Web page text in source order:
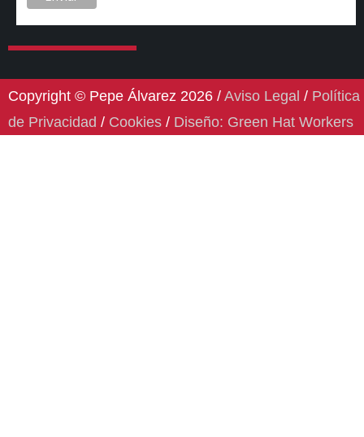
Copyright © Pepe Álvarez 2026 / Aviso Legal / Política
de Privacidad / Cookies / Diseño: Green Hat Workers